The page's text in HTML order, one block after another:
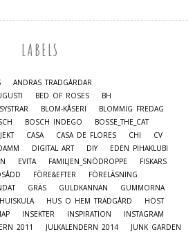
LABELS
ANDRAS TRÄDGÅRDAR
BED OF ROSES
BH
BLOM-KÅSERI
BLOMMIG FREDAG
BOSCH INDEGO
BOSSE_THE_CAT
CASA CASA DE FLORES CHI
CV
DIGITAL ART DIY
EDEN PIHAKLUBI
EVITA FAMILJEN_SNÖDROPPE
FISKARS
FÖRE&EFTER
FÖRELÄSNING
GRÄS GULDKANNAN
GUMMORNA
HUISKULA HUS O HEM TRÄDGÅRD
HÖST
INSEKTER INSPIRATION
INSTAGRAM
2011 JULKALENDERN 2014
JUNK GARDEN